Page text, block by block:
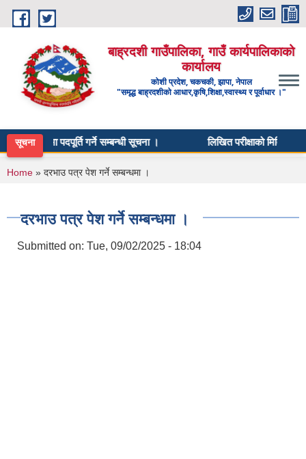
Skip to main content
बाह्रदशी गाउँपालिका, गाउँ कार्यपालिकाको
कार्यालय
कोशी प्रदेश, चकचकी, झापा, नेपाल
"समृद्ध बाह्रदशीको आधार,कृषि,शिक्षा,स्वास्थ्य र पूर्वाधार ।"
सूचना
करारमा पदपूर्ति गर्ने सम्बन्धी सूचना । लिखित परीक्षाको मिति
You are here
Home » दरभाउ पत्र पेश गर्ने सम्बन्धमा ।
दरभाउ पत्र पेश गर्ने सम्बन्धमा ।
Submitted on: Tue, 09/02/2025 - 18:04